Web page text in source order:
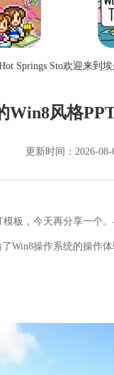
Springs Sto欢迎来到
Win8风格
更新时间：2026-08-
板，今天再分享一个
Win8操作系统的操作